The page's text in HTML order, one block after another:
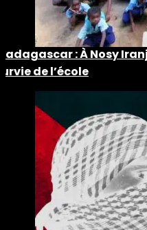
: À Nosy
de l’école